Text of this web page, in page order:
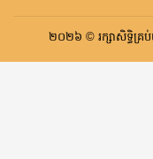
២០២៦ © រក្សាសិទ្ធិគ្រប់